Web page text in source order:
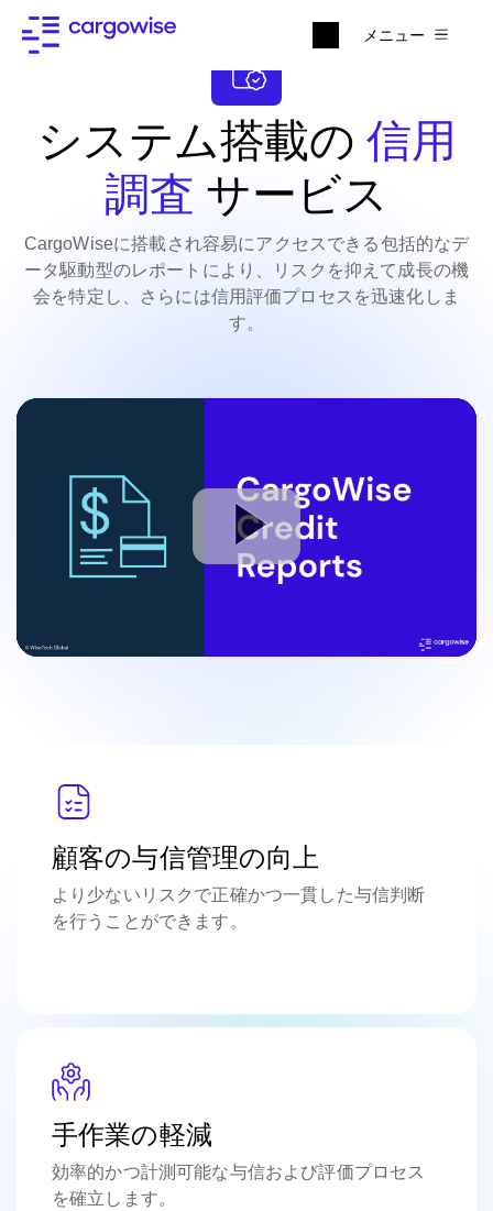
メニュー
システム搭載の信用
調査 サービス
CargoWiseに搭載され容易にアクセスできる包括的なデ
ータ駆動型のレポートにより、リスクを抑えて成長の機
会を特定し、さらには信用評価プロセスを迅速化しま
す。
顧客の与信管理の向上
より少ないリスクで正確かつ一貫した与信判断
を行うことができます。
手作業の軽減
効率的かつ計測可能な与信および評価プロセス
を確立します。